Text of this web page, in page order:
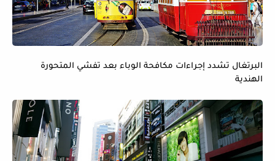
البرتغال تشدد إجراءات مكافحة الوباء بعد تفشي المتحورة
الهندية